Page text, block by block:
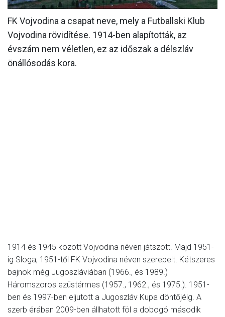
SZURKOLÓI ÉLMÉNYEK
AKKREDITÁCIÓ
FK Vojvodina a csapat neve, mely a Futballski Klub
Vojvodina rövidítése. 1914-ben alapították, az
évszám nem véletlen, ez az időszak a délszláv
önállósodás kora.
1914 és 1945 között Vojvodina néven játszott. Majd 1951-
ig Sloga, 1951-től FK Vojvodina néven szerepelt. Kétszeres
bajnok még Jugoszláviában (1966., és 1989.)
Háromszoros ezüstérmes (1957., 1962., és 1975.). 1951-
ben és 1997-ben eljutott a Jugoszláv Kupa döntőjéig. A
szerb érában 2009-ben állhatott föl a dobogó második